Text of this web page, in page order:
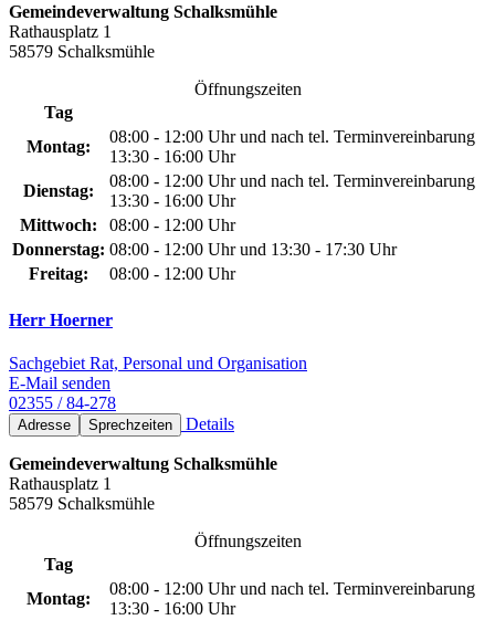
Gemeindeverwaltung Schalksmühle
Rathausplatz 1
58579 Schalksmühle
Öffnungszeiten
Tag
Montag:
08:00 - 12:00 Uhr und nach tel. Terminvereinbarung
13:30 - 16:00 Uhr
Dienstag:
08:00 - 12:00 Uhr und nach tel. Terminvereinbarung
13:30 - 16:00 Uhr
Mittwoch:
08:00 - 12:00 Uhr
Donnerstag: 08:00 - 12:00 Uhr und 13:30 - 17:30 Uhr
Freitag:
08:00 - 12:00 Uhr
Herr Hoerner
Sachgebiet Rat, Personal und Organisation
E-Mail senden
02355 / 84-278
Adresse Sprechzeiten Details
Gemeindeverwaltung Schalksmühle
Rathausplatz 1
58579 Schalksmühle
Öffnungszeiten
Tag
Montag:
08:00 - 12:00 Uhr und nach tel. Terminvereinbarung
13:30 - 16:00 Uhr